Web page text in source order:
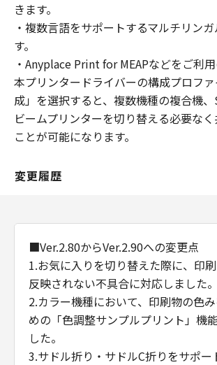
きます。
・複数言語をサポートするマルチリン
す。
・Anyplace Print for MEAPなどをご利用
本プリンタードライバーの構成プロフ
成」を選択すると、複数機種の複合機
ビームプリンターを切り替える必要な
ことが可能になります。
変更履歴
■Ver.2.80からVer.2.90への変更点
1.お気に入りを切り替えた際に、印
反映されない不具合に対応しました。
2.カラー機種において、印刷物の色
めの「色調整サンプルプリント」機
した。
3.サドル折り・サドルC折りをサポー